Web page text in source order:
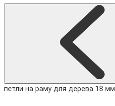
петли на раму для дерева 18